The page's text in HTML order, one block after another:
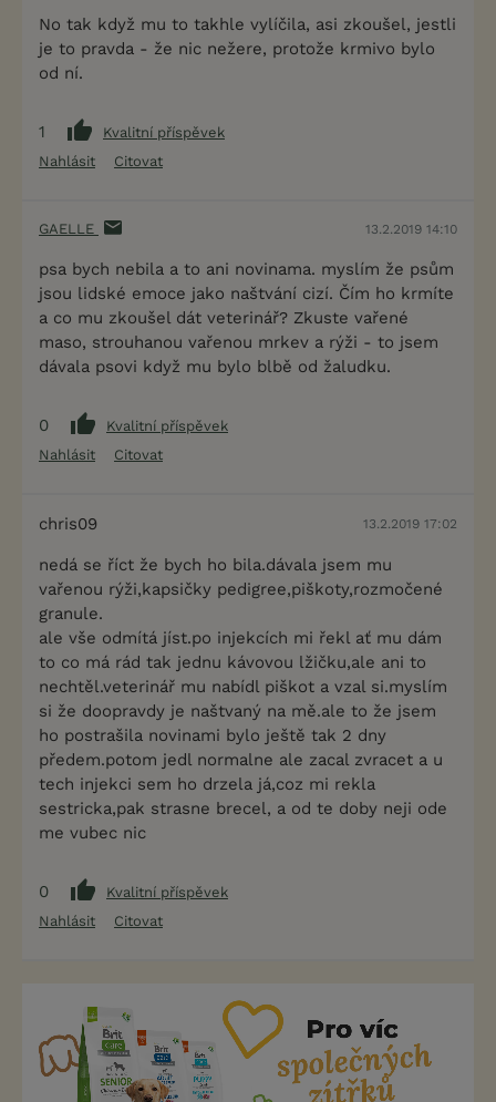
No tak když mu to takhle vylíčila, asi zkoušel, jestli
je to pravda - že nic nežere, protože krmivo bylo
od ní.
1
Kvalitní příspěvek
Nahlásit
Citovat
GAELLE 13.2.2019 14:10
psa bych nebila a to ani novinama. myslím že psům
jsou lidské emoce jako naštvání cizí. Čím ho krmíte
a co mu zkoušel dát veterinář? Zkuste vařené
maso, strouhanou vařenou mrkev a rýži - to jsem
dávala psovi když mu bylo blbě od žaludku.
0
Kvalitní příspěvek
Nahlásit
Citovat
chris09 13.2.2019 17:02
nedá se říct že bych ho bila.dávala jsem mu
vařenou rýži,kapsičky pedigree,piškoty,rozmočené
granule.
ale vše odmítá jíst.po injekcích mi řekl ať mu dám
to co má rád tak jednu kávovou lžičku,ale ani to
nechtěl.veterinář mu nabídl piškot a vzal si.myslím
si že doopravdy je naštvaný na mě.ale to že jsem
ho postrašila novinami bylo ještě tak 2 dny
předem.potom jedl normalne ale zacal zvracet a u
tech injekci sem ho drzela já,coz mi rekla
sestricka,pak strasne brecel, a od te doby neji ode
me vubec nic
0
Kvalitní příspěvek
Nahlásit
Citovat